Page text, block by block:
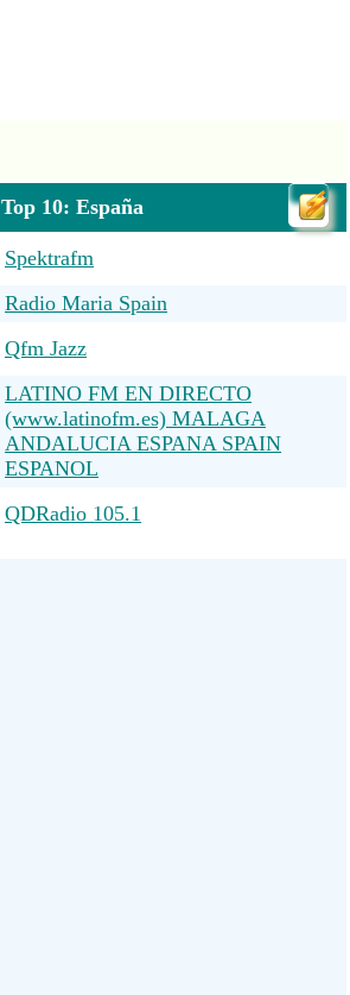
Top 10: España
Spektrafm
Radio Maria Spain
Qfm Jazz
LATINO FM EN DIRECTO
(www.latinofm.es) MALAGA
ANDALUCIA ESPANA SPAIN
ESPANOL
QDRadio 105.1